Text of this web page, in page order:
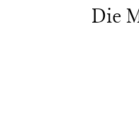
Die